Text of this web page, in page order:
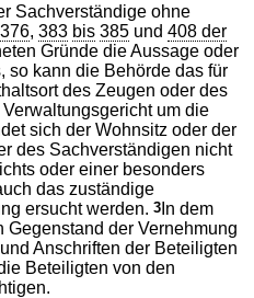
Sachverständige ohne
,383 bis 385 und408 der
Gründe die Aussage oder
so kann die Behörde das für
des Zeugen oder des
um die
sich der Wohnsitz oder der
des Sachverständigen nicht
oder einer besonders
das zuständige
ersucht werden.3 In dem
Gegenstand der Vernehmung
Anschriften der Beteiligten
Beteiligten von den